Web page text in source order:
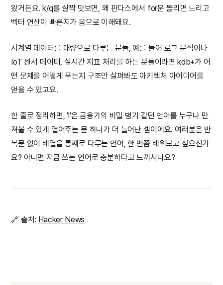
왔거든요. k/q를 살짝 맛보면, 왜 판다스에서 for문 돌리면 느리고
벡터 연산이 빠른지가 몸으로 이해돼요.
시계열 데이터를 대량으로 다루는 분들, 예를 들어 로그 분석이나
IoT 센서 데이터, 실시간 지표 처리를 하는 분들이라면 kdb+가 어
떤 문제를 어떻게 푸는지 구조만 살펴봐도 아키텍처 아이디어를
얻을 수 있고요.
한 줄로 정리하면, 'l'은 금융가의 비밀 병기 같던 언어를 누구나 만
져볼 수 있게 열어주는 문 하나가 더 늘어난 셈이에요. 여러분은 반
복문 없이 배열을 통째로 다루는 언어, 한 번쯤 배워보고 싶으신가
요? 아니면 지금 쓰는 언어로 충분하다고 느끼시나요?
🔗 출처: Hacker News